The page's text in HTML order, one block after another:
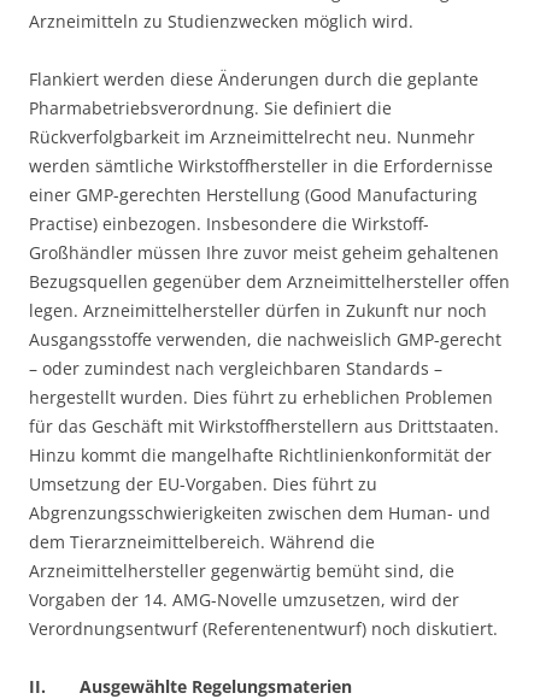
Arzneimitteln zu Studienzwecken möglich wird.
Flankiert werden diese Änderungen durch die geplante
Pharmabetriebsverordnung. Sie definiert die
Rückverfolgbarkeit im Arzneimittelrecht neu. Nunmehr
werden sämtliche Wirkstoffhersteller in die Erfordernisse
einer GMP-gerechten Herstellung (Good Manufacturing
Practise) einbezogen. Insbesondere die Wirkstoff-
Großhändler müssen Ihre zuvor meist geheim gehaltenen
Bezugsquellen gegenüber dem Arzneimittelhersteller offen
legen. Arzneimittelhersteller dürfen in Zukunft nur noch
Ausgangsstoffe verwenden, die nachweislich GMP-gerecht
– oder zumindest nach vergleichbaren Standards –
hergestellt wurden. Dies führt zu erheblichen Problemen
für das Geschäft mit Wirkstoffherstellern aus Drittstaaten.
Hinzu kommt die mangelhafte Richtlinienkonformität der
Umsetzung der EU-Vorgaben. Dies führt zu
Abgrenzungsschwierigkeiten zwischen dem Human- und
dem Tierarzneimittelbereich. Während die
Arzneimittelhersteller gegenwärtig bemüht sind, die
Vorgaben der 14. AMG-Novelle umzusetzen, wird der
Verordnungsentwurf (Referentenentwurf) noch diskutiert.
II. Ausgewählte Regelungsmaterien